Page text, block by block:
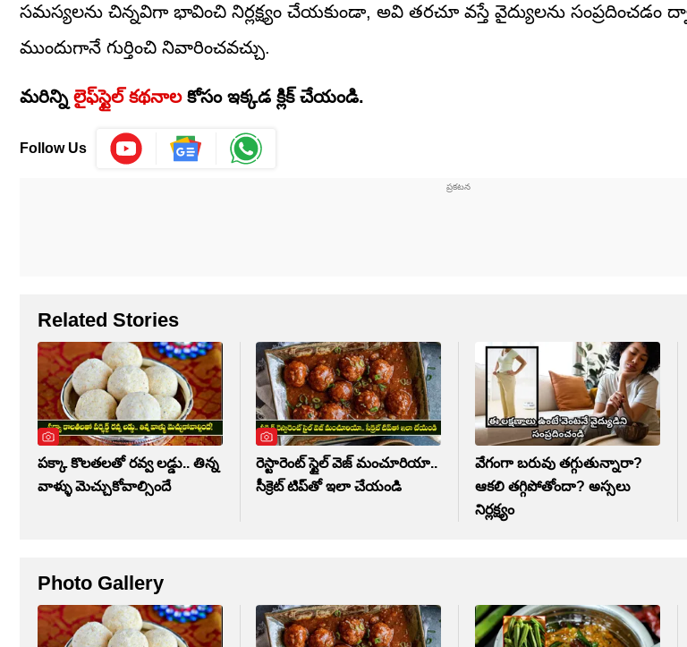
సమస్యలను చిన్నవిగా భావించి నిర్లక్ష్యం చేయకుండా, అవి తరచూ వస్తే వైద్యులను సంప్రదించడం
ముందుగానే గుర్తించి నివారించవచ్చు.
మరిన్ని లైఫ్‌స్టైల్‌ కథనాలకోసం ఇక్కడ క్లిక్ చేయండి.
Follow Us
Related Stories
పక్కా కొలతలతో రవ్వ లడ్డు.. తిన్న
వాళ్ళు మెచ్చుకోవాల్సిందే
రెస్టారెంట్ స్టైల్ వెజ్ మంచూరియా..
సీక్రెట్ టిప్‌తో ఇలా చేయండి
వేగంగా బరువు తగ్గుతున్నారా?
ఆకలి తగ్గిపోతోందా? అస్సలు
నిర్లక్ష్యం
Photo Gallery